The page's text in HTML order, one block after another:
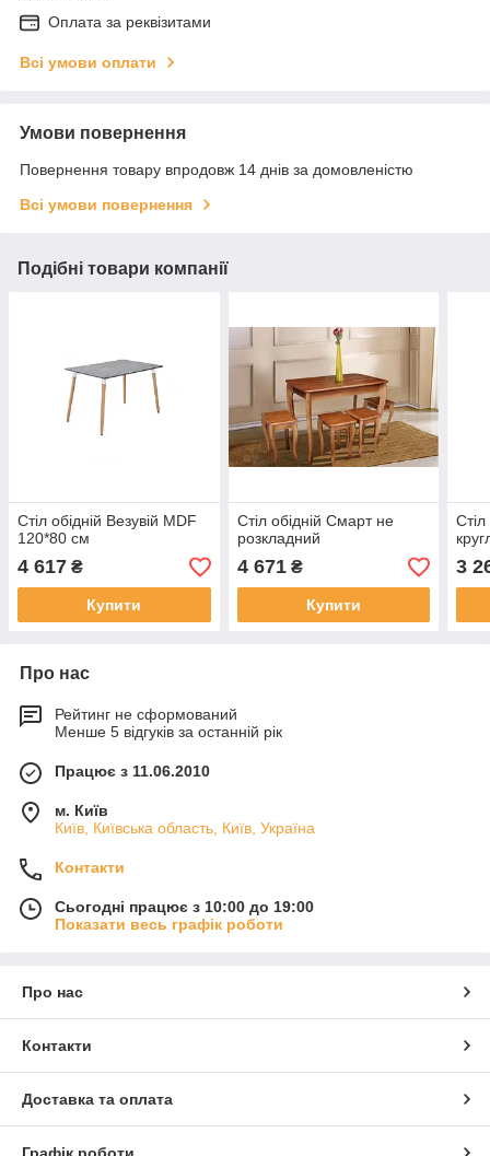
Оплата за реквізитами
Всі умови оплати
Умови повернення
Повернення товару впродовж 14 днів за домовленістю
Всі умови повернення
Подібні товари компанії
Стіл обідній Везувій MDF
120*80 см
4 617 ₴
Купити
Стіл обідній Смарт не
розкладний
4 671₴
Купити
3
Про нас
Рейтинг не сформований
Менше 5 відгуків за останній рік
Працює з 11.06.2010
м. Київ
Київ, Київська область, Київ, Україна
Контакти
Сьогодні працює з 10:00 до 19:00
Показати весь графік роботи
Про нас
Контакти
Доставка та оплата